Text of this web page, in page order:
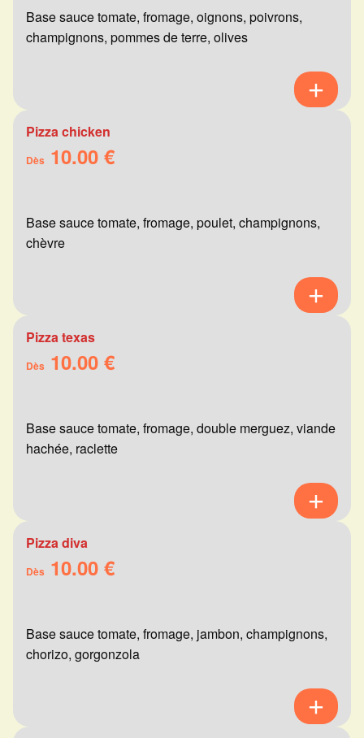
Base sauce tomate, fromage, oignons, poivrons,
champignons, pommes de terre, olives
Pizza chicken
Dès 10.00 €
Base sauce tomate, fromage, poulet, champignons,
chèvre
Pizza texas
Dès 10.00 €
Base sauce tomate, fromage, double merguez, viande
hachée, raclette
Pizza diva
Dès 10.00 €
Base sauce tomate, fromage, jambon, champignons,
chorizo, gorgonzola